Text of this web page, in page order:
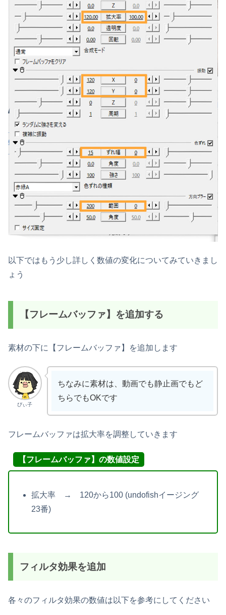
以下ではもう少し詳しく数値の変化についてみていきまし
ょう
【フレームバッファ】を追加する
素材の下に【フレームバッファ】を追加します
ぴぃ子
ちなみに素材は、動画でも静止画でもど
ちらでもOKです
フレームバッファは拡大率を調整していきます
【フレームバッファ】の数値設定
拡大率 → 120から100 (undofishイージング
23番)
フィルタ効果を追加
各々のフィルタ効果の数値は以下を参考にしてください